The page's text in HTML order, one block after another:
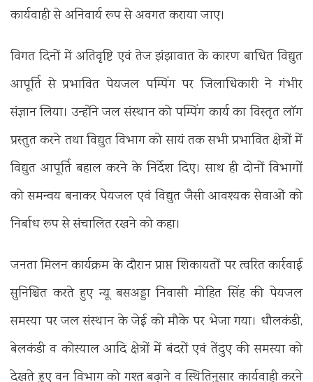
कार्यवाही से अनिवार्य रूप से अवगत कराया जाए।
विगत दिनों में अतिवृष्टि एवं तेज झंझावात के कारण बाधित विद्युत
आपूर्ति से प्रभावित पेयजल पम्पिंग पर जिलाधिकारी ने गंभीर
संज्ञान लिया। उन्होंने जल संस्थान को पम्पिंग कार्य का विस्तृत लॉग
प्रस्तुत करने तथा विद्युत विभाग को सायं तक सभी प्रभावित क्षेत्रों में
विद्युत आपूर्ति बहाल करने के निर्देश दिए। साथ ही दोनों विभागों
को समन्वय बनाकर पेयजल एवं विद्युत जैसी आवश्यक सेवाओं को
निर्बाध रूप से संचालित रखने को कहा।
जनता मिलन कार्यक्रम के दौरान प्राप्त शिकायतों पर त्वरित कार्रवाई
सुनिश्चित करते हुए न्यू बसअड्डा निवासी मोहित सिंह की पेयजल
समस्या पर जल संस्थान के जेई को मौके पर भेजा गया। धौलकंडी,
बेलकंडी व कोस्याल आदि क्षेत्रों में बंदरों एवं तेंदुए की समस्या को
देखते हुए वन विभाग को गश्त बढ़ाने व स्थितिनुसार कार्यवाही करने